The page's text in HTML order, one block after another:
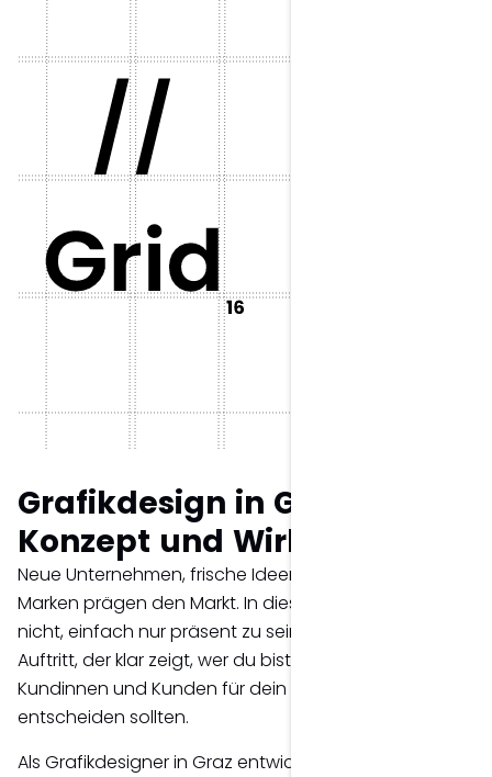
Grafikdesign in Graz mit
Konzept und Wirkung.
Neue Unternehmen, frische Ideen und innovative
Marken prägen den Markt. In diesem Umfeld reicht es
nicht, einfach nur präsent zu sein. Es braucht einen
Auftritt, der klar zeigt, wer du bist und warum sich
Kundinnen und Kunden für dein Unternehmen
entscheiden sollten.
Als Grafikdesigner in Graz entwickle ich Designs, die